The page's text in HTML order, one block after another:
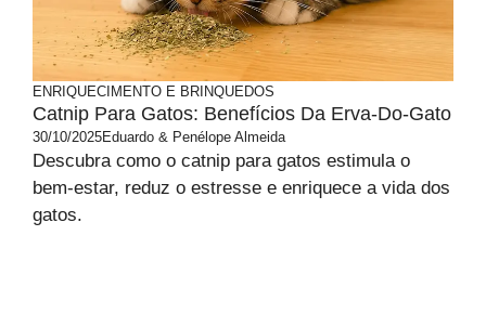
ENRIQUECIMENTO E BRINQUEDOS
Catnip Para Gatos: Benefícios Da Erva-Do-Gato
30/10/2025Eduardo & Penélope Almeida
Descubra como o catnip para gatos estimula o
bem-estar, reduz o estresse e enriquece a vida dos
gatos.